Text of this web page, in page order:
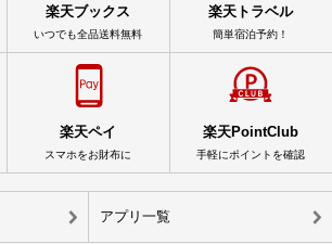
楽天ブックス
いつでも全品送料無料
楽天トラベル
簡単宿泊予約！
楽天ペイ
スマホをお財布に
楽天PointClub
手軽にポイントを確認
アプリ一覧